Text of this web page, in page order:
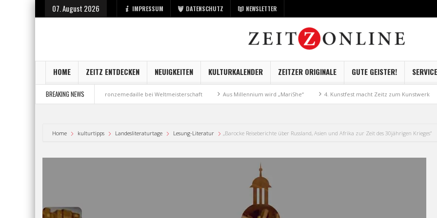
07. August 2026 IMPRESSUM DATENSCHUTZ NEWSLETTER
HOME ZEITZ ENTDECKEN NEUIGKEITEN KULTURKALENDER ZEITZER ORIGINALE GUTE GEISTER! SERVICE
BREAKING NEWS
bei der Stadt Zeitz Bronzemedaille bei Weltmeisterschaft Aus Millennium wird „MariShe“ 4. Kunstfest macht Zeitz zum Kunstwerk
Home kulturtipps Landesliteraturtage Lesung-Literatur ,,Barocke Reiseberichte über Russland, Asien und Afrika zur Zeit des 30jährigen Krieges“